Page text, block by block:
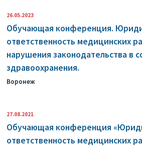
26.05.2023
Обучающая конференция.
ответственность медицинских
нарушения законодательства в
здравоохранения.
Воронеж
27.08.2021
Обучающая конференция
ответственность медицинских